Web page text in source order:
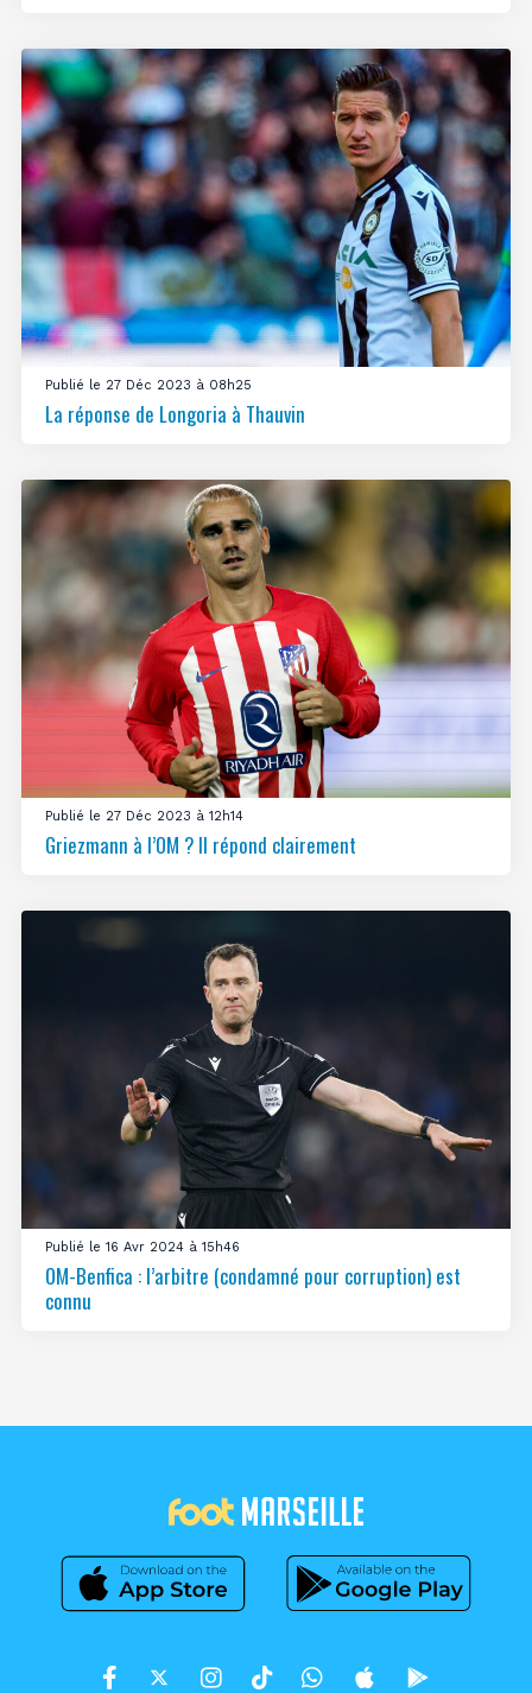
Publié le 27 Déc 2023 à 08h25
La réponse de Longoria à Thauvin
Publié le 27 Déc 2023 à 12h14
Griezmann à l’OM ? Il répond clairement
Publié le 16 Avr 2024 à 15h46
OM-Benfica : l’arbitre (condamné pour corruption) est
connu